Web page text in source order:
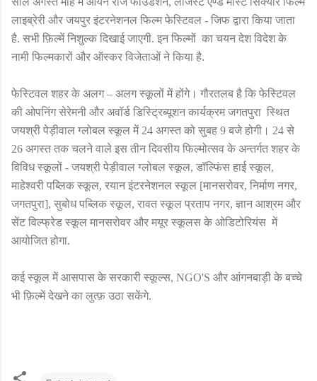
लाइब्रेरी और जयपुर इंटरनेशनल फिल्म फेस्टिवल - जिफ द्वारा किया जाता
है. सभी फ़िल्में निशुल्क दिखाई जाएगी. इन फिल्मों का चयन देश विदेश के
नामी फिल्मकारों और ऑस्कर विजेताओं ने किया है.
फेस्टिवल शहर के अलग – अलग स्कूलों में होंगे। गौरतलब है कि फेस्टिवल
की ओपनिंग सेरेमनी और अवॉर्ड डिस्ट्रिब्यूशन कार्यक्रम जगतपुरा स्थित
जयश्री पेड़ीवाल ग्लोबल स्कूल में 24 अगस्त को सुबह 9 बजे होगी। 24 से
26 अगस्त तक चलने वाले इस तीन दिवसीय फिल्मोत्सव के अन्तर्गत शहर के
विविध स्कूलों - जयश्री पेड़ीवाल ग्लोबल स्कूल, डॉल्फिंस हाई स्कूल,
माहेश्वरी पब्लिक स्कूल, रयान इंटरनेशनल स्कूल [मानसरोवर, निर्माण नगर,
जगतपुरा], सुबोध पब्लिक स्कूल, रावत स्कूल प्रताप नगर, ज्ञान आश्रम और
सेंट विल्फ्रेड स्कूल मानसरोवर और मयूर स्कूलस के ओडिटोरियंस में
आयोजित होगा.
कई स्कूल में आसपास के सरकारी स्कूल्स, NGO'S और आंगनबाड़ी के बच्चे
भी फ़िल्में देखने का लुत्फ़ उठा सकेंगे.